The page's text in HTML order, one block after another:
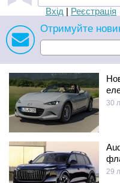
Вхід | Реєстрація
Отримуйте
30
29